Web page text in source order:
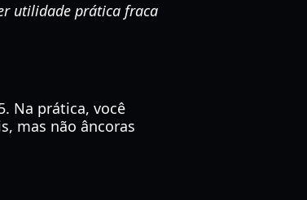
utilidade prática fraca
Na prática, você
mas não âncoras